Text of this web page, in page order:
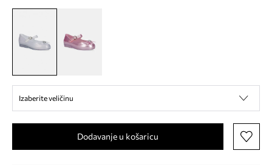
Izaberite veličinu
Dodavanje u košaricu